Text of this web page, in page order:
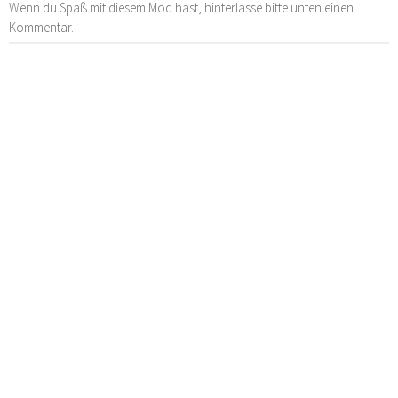
Wenn du Spaß mit diesem Mod hast, hinterlasse bitte unten einen
Kommentar.